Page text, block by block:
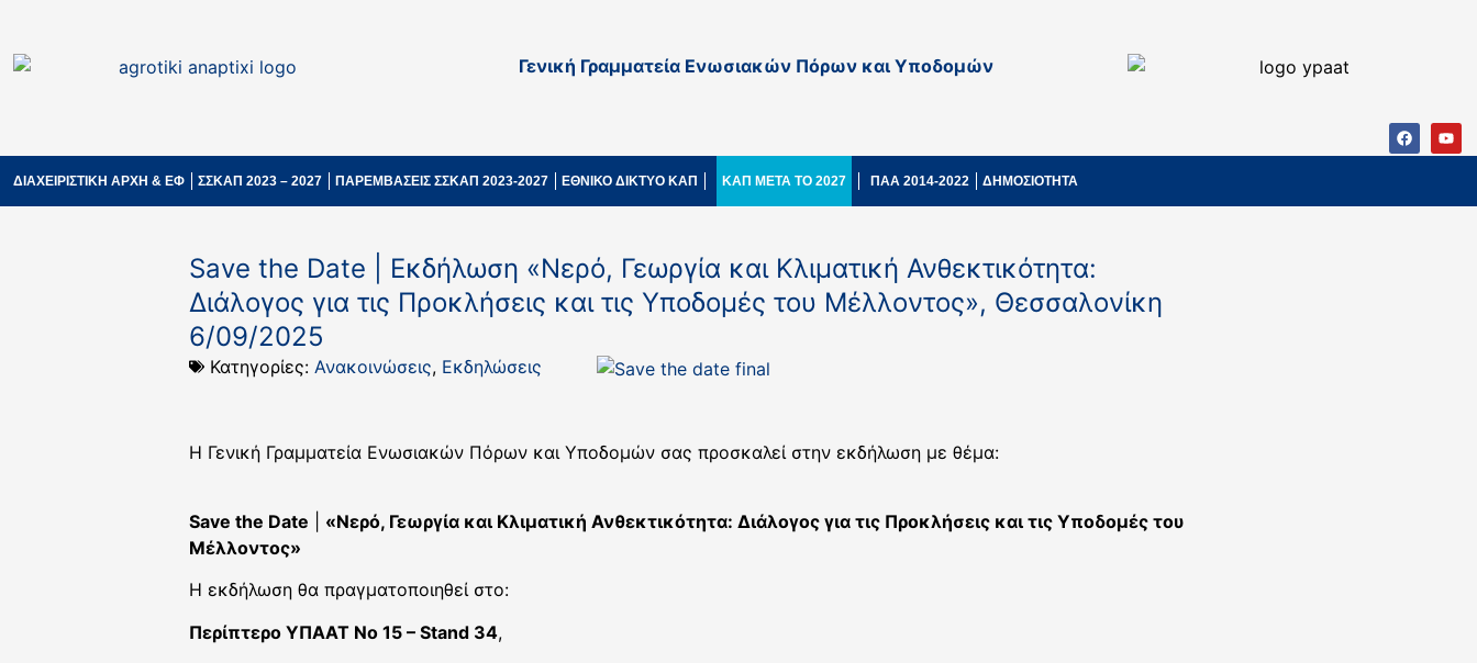
Γενική Γραμματεία Ενωσιακών Πόρων και Υποδομών
ΔΙΑΧΕΙΡΙΣΤΙΚΗ ΑΡΧΗ & ΕΦ ΣΣΚΑΠ 2023 – 2027 ΠΑΡΕΜΒΑΣΕΙΣ ΣΣΚΑΠ 2023-2027 ΕΘΝΙΚΟ ΔΙΚΤΥΟ ΚΑΠ ΚΑΠ ΜΕΤΑ ΤΟ 2027 ΠΑΑ 2014-2022 ΔΗΜΟΣΙΟΤΗΤΑ
Save the Date | Εκδήλωση «Νερό, Γεωργία και Κλιματική Ανθεκτικότητα:
Διάλογος για τις Προκλήσεις και τις Υποδομές του Μέλλοντος», Θεσσαλονίκη
6/09/2025
Κατηγορίες: Ανακοινώσεις, Εκδηλώσεις
Η Γενική Γραμματεία Ενωσιακών Πόρων και Υποδομών σας προσκαλεί στην εκδήλωση με θέμα:
Save the Date
«Νερό, Γεωργία και Κλιματική Ανθεκτικότητα: Διάλογος για τις Προκλήσεις και τις Υποδομές του
Μέλλοντος»
Η εκδήλωση θα πραγματοποιηθεί στο:
Περίπτερο ΥΠΑΑΤ Νο 15 – Stand 34,